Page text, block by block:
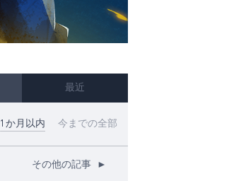
最近
1か月以内 今までの全部
その他の記事 ►